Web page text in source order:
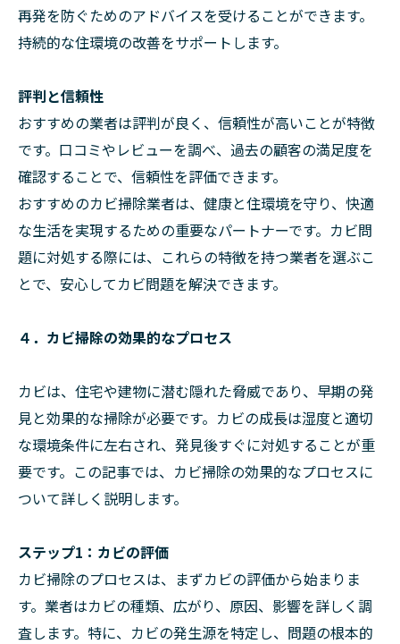
再発を防ぐためのアドバイスを受けることができます。
持続的な住環境の改善をサポートします。
評判と信頼性
おすすめの業者は評判が良く、信頼性が高いことが特徴
です。口コミやレビューを調べ、過去の顧客の満足度を
確認することで、信頼性を評価できます。
おすすめのカビ掃除業者は、健康と住環境を守り、快適
な生活を実現するための重要なパートナーです。カビ問
題に対処する際には、これらの特徴を持つ業者を選ぶこ
とで、安心してカビ問題を解決できます。
４．カビ掃除の効果的なプロセス
カビは、住宅や建物に潜む隠れた脅威であり、早期の発
見と効果的な掃除が必要です。カビの成長は湿度と適切
な環境条件に左右され、発見後すぐに対処することが重
要です。この記事では、カビ掃除の効果的なプロセスに
ついて詳しく説明します。
ステップ1：カビの評価
カビ掃除のプロセスは、まずカビの評価から始まりま
す。業者はカビの種類、広がり、原因、影響を詳しく調
査します。特に、カビの発生源を特定し、問題の根本的